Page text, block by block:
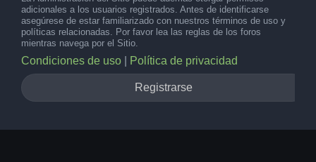
adicionales a los usuarios registrados. Antes de identificarse
asegúrese de estar familiarizado con nuestros términos de uso y
políticas relacionadas. Por favor lea las reglas de los foros
mientras navega por el Sitio.
Condiciones de uso Política de privacidad
Registrarse